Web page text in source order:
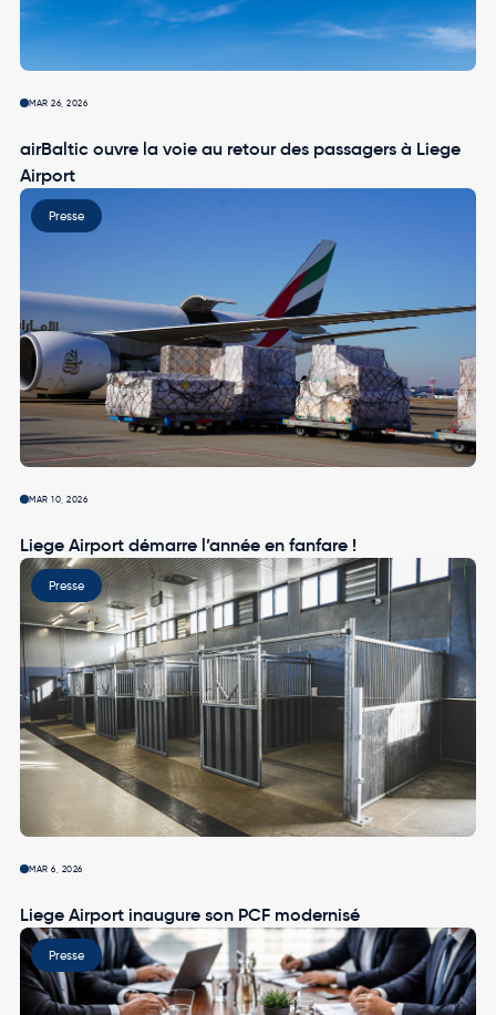
MAR 26, 2026
airBaltic ouvre la voie au retour des passagers à Liege
Airport
Presse
Image
MAR 10, 2026
Liege Airport démarre l’année en fanfare !
Presse
Image
MAR 6, 2026
Liege Airport inaugure son PCF modernisé
Presse
Image